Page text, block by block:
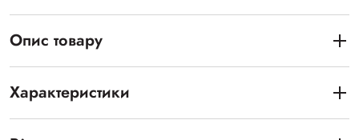
Опис товару
Характеристики